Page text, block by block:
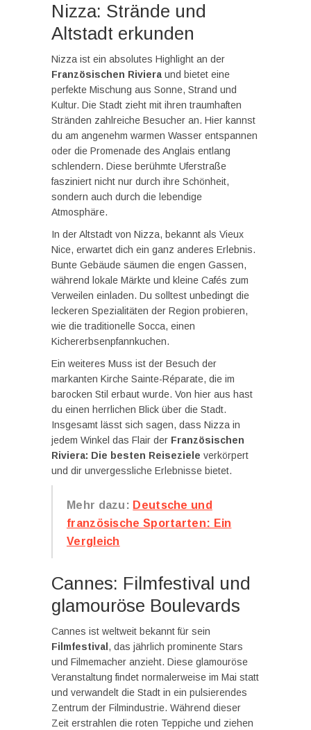
Nizza: Strände und
Altstadt erkunden
Nizza ist ein absolutes Highlight an der
Französischen Riviera und bietet eine
perfekte Mischung aus Sonne, Strand und
Kultur. Die Stadt zieht mit ihren traumhaften
Stränden zahlreiche Besucher an. Hier kannst
du am angenehm warmen Wasser entspannen
oder die Promenade des Anglais entlang
schlendern. Diese berühmte Uferstraße
fasziniert nicht nur durch ihre Schönheit,
sondern auch durch die lebendige
Atmosphäre.
In der Altstadt von Nizza, bekannt als Vieux
Nice, erwartet dich ein ganz anderes Erlebnis.
Bunte Gebäude säumen die engen Gassen,
während lokale Märkte und kleine Cafés zum
Verweilen einladen. Du solltest unbedingt die
leckeren Spezialitäten der Region probieren,
wie die traditionelle Socca, einen
Kichererbsenpfannkuchen.
Ein weiteres Muss ist der Besuch der
markanten Kirche Sainte-Réparate, die im
barocken Stil erbaut wurde. Von hier aus hast
du einen herrlichen Blick über die Stadt.
Insgesamt lässt sich sagen, dass Nizza in
jedem Winkel das Flair der Französischen
Riviera: Die besten Reiseziele verkörpert
und dir unvergessliche Erlebnisse bietet.
Mehr dazu: Deutsche und
französische Sportarten: Ein
Vergleich
Cannes: Filmfestival und
glamouröse Boulevards
Cannes ist weltweit bekannt für sein
Filmfestival , das jährlich prominente Stars
und Filmemacher anzieht. Diese glamouröse
Veranstaltung findet normalerweise im Mai statt
und verwandelt die Stadt in ein pulsierendes
Zentrum der Filmindustrie. Während dieser
Zeit erstrahlen die roten Teppiche und ziehen